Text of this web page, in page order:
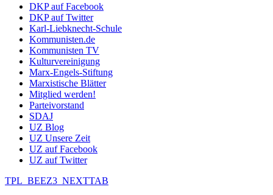
DKP auf Facebook
DKP auf Twitter
Karl-Liebknecht-Schule
Kommunisten.de
Kommunisten TV
Kulturvereinigung
Marx-Engels-Stiftung
Marxistische Blätter
Mitglied werden!
Parteivorstand
SDAJ
UZ Blog
UZ Unsere Zeit
UZ auf Facebook
UZ auf Twitter
TPL_BEEZ3_NEXTTAB